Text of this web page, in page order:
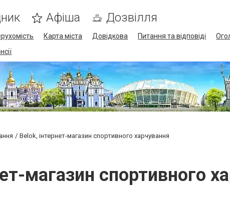
Афіша Дозвілля
Карта міста Довідкова Питання та відповіді
Belok, інтернет-магазин спортивного харчування
магазин спортивного